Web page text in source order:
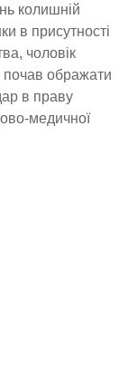
колишній
в присутності
чоловік
почав ображати
в праву
медичної